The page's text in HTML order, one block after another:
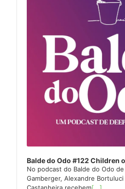
Balde do Odo #122 Children
No podcast do Balde do Odo de
Gamberger, Alexandre Bortuluci
Castanheira recebem[...]